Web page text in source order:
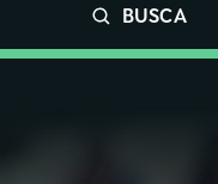
BUSCA